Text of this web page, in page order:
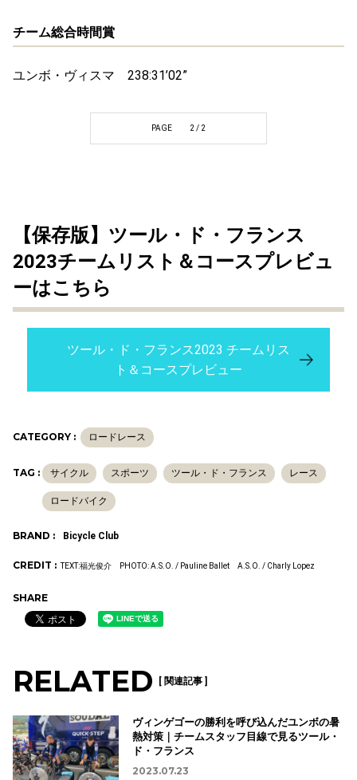
チーム総合時間賞
ユンボ・ヴィスマ 238:31’02”
PAGE 2 / 2
【保存版】ツール・ド・フランス
2023チームリスト＆コースプレビュ
ーはこちら
ツール・ド・フランス2023 チームリス
ト＆コースプレビュー
CATEGORY : ロードレース
TAG : サイクル スポーツ ツール・ド・フランス レース
ロードバイク
BRAND : Bicycle Club
CREDIT : TEXT:福光俊介 PHOTO: A.S.O. / Pauline Ballet A.S.O. / Charly Lopez
SHARE
RELATED [ 関連記事 ]
ヴィンゲゴーの勝利を呼び込んだユンボの暑
熱対策｜チームスタッフ目線で見るツール・
ド・フランス
2023.07.23